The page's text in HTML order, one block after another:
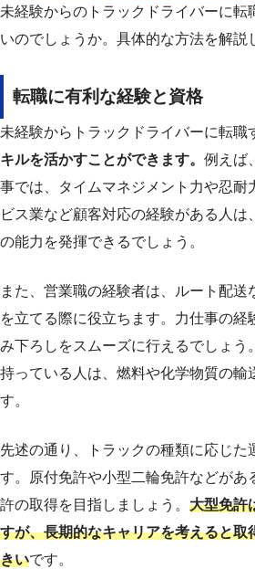
未経験からのトラックドライバーに転
いのでしょうか。具体的な方法を解説
転職に有利な経験と資格
未経験からトラックドライバーに転職
キルを活かすことができます。 例えば
事では、タイムマネジメント力や忍耐
ビス業など顧客対応の経験がある人は
の能力を発揮できるでしょう。
また、営業職の経験者は、ルート配送
を立てる際に役立ちます。力仕事の経
み下ろしをスムーズに行えるでしょう
持っている人は、燃料や化学物質の輸
す。
先述の通り、トラックの種類に応じた
す。原付免許や小型二輪免許などがあ
許の取得を目指しましょう。 大型免許
すが、長期的なキャリアを考えると取
きいです。